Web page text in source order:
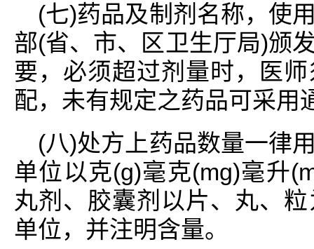
(七)药品及制剂名称，使
部(省、市、区卫生厅局)颁
要，必须超过剂量时，医
配，未有规定之药品可采用
(八)处方上药品数量一律
单位以克(g)毫克(mg)毫升
丸剂、胶囊剂以片、丸、
单位，并注明含量。